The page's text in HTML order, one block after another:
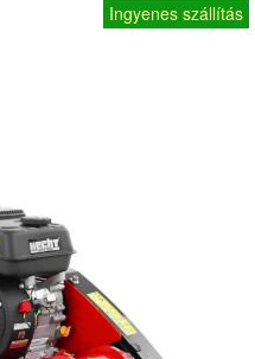
Ingyenes szállítás